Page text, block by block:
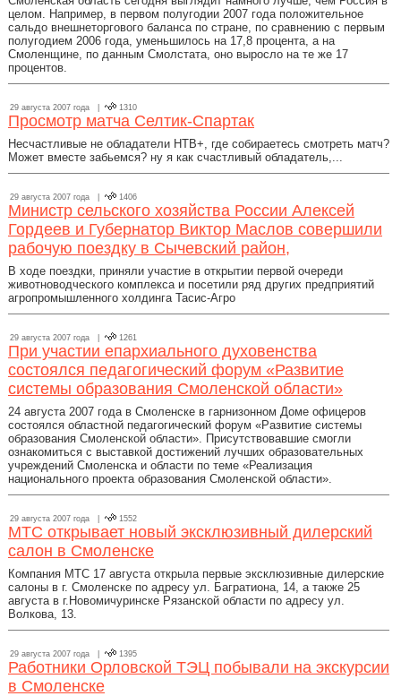
целом. Например, в первом полугодии 2007 года положительное
сальдо внешнеторгового баланса по стране, по сравнению с первым
полугодием 2006 года, уменьшилось на 17,8 процента, а на
Смоленщине, по данным Смолстата, оно выросло на те же 17
процентов.
29 августа 2007 года | 1310
Просмотр матча Селтик-Спартак
Несчастливые не обладатели НТВ+, где собираетесь смотреть матч?
Может вместе забьемся? ну я как счастливый обладатель,...
29 августа 2007 года | 1406
Министр сельского хозяйства России Алексей
Гордеев и Губернатор Виктор Маслов совершили
рабочую поездку в Сычевский район,
В ходе поездки, приняли участие в открытии первой очереди
животноводческого комплекса и посетили ряд других предприятий
агропромышленного холдинга Тасис-Агро
29 августа 2007 года | 1261
При участии епархиального духовенства
состоялся педагогический форум «Развитие
системы образования Смоленской области»
24 августа 2007 года в Смоленске в гарнизонном Доме офицеров
состоялся областной педагогический форум «Развитие системы
образования Смоленской области». Присутствовавшие смогли
ознакомиться с выставкой достижений лучших образовательных
учреждений Смоленска и области по теме «Реализация
национального проекта образования Смоленской области».
29 августа 2007 года | 1552
МТС открывает новый эксклюзивный дилерский
салон в Смоленске
Компания МТС 17 августа открыла первые эксклюзивные дилерские
салоны в г. Смоленске по адресу ул. Багратиона, 14, а также 25
августа в г.Новомичуринске Рязанской области по адресу ул.
Волкова, 13.
29 августа 2007 года | 1395
Работники Орловской ТЭЦ побывали на экскурсии
в Смоленске